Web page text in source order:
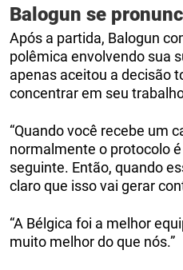
Balogun se
Após a partida, Balogun
polêmica envolvendo sua
apenas aceitou a decisão
concentrar em seu
“Quando você recebe um
normalmente o protocolo
seguinte. Então, quando
claro que isso vai gerar
“A Bélgica foi a melhor
muito melhor do que nós.”